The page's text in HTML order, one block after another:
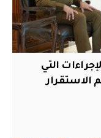
التي
الاستقرار